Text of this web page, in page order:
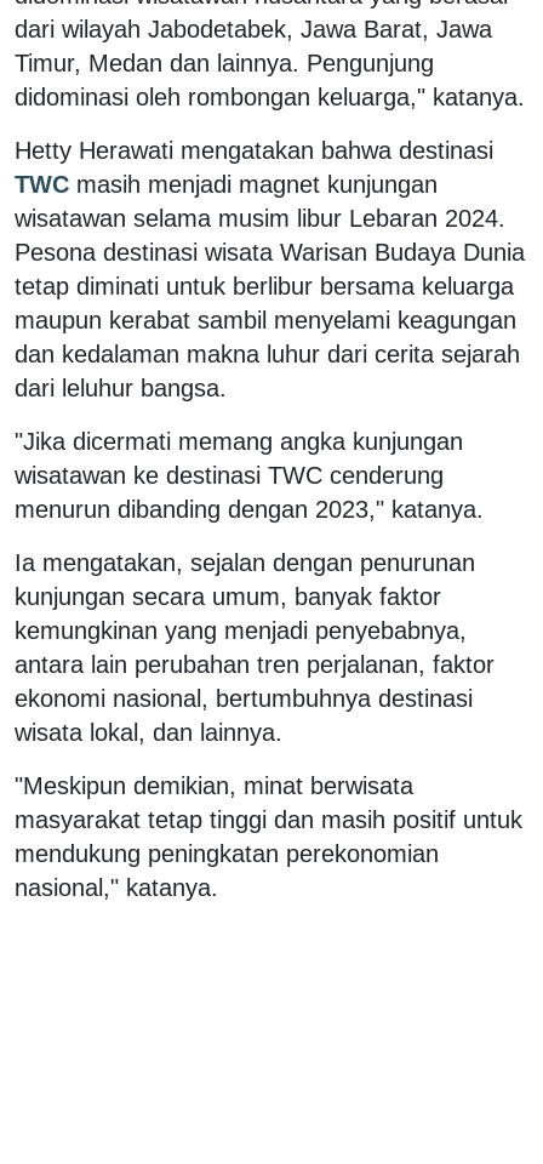
dari wilayah Jabodetabek, Jawa Barat, Jawa
Timur, Medan dan lainnya. Pengunjung
didominasi oleh rombongan keluarga," katanya.
Hetty Herawati mengatakan bahwa destinasi
TWC masih menjadi magnet kunjungan
wisatawan selama musim libur Lebaran 2024.
Pesona destinasi wisata Warisan Budaya Dunia
tetap diminati untuk berlibur bersama keluarga
maupun kerabat sambil menyelami keagungan
dan kedalaman makna luhur dari cerita sejarah
dari leluhur bangsa.
"Jika dicermati memang angka kunjungan
wisatawan ke destinasi TWC cenderung
menurun dibanding dengan 2023," katanya.
Ia mengatakan, sejalan dengan penurunan
kunjungan secara umum, banyak faktor
kemungkinan yang menjadi penyebabnya,
antara lain perubahan tren perjalanan, faktor
ekonomi nasional, bertumbuhnya destinasi
wisata lokal, dan lainnya.
"Meskipun demikian, minat berwisata
masyarakat tetap tinggi dan masih positif untuk
mendukung peningkatan perekonomian
nasional," katanya.